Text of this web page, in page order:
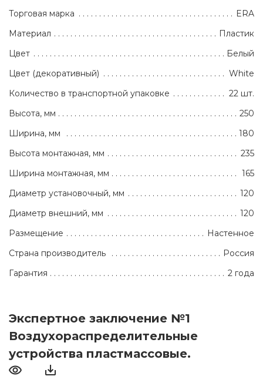
Торговая марка
ERA
Материал
Пластик
Цвет
Белый
Цвет (декоративный)
White
Количество в транспортной упаковке
22 шт.
Высота, мм
250
Ширина, мм
180
Высота монтажная, мм
235
Ширина монтажная, мм
165
Диаметр установочный, мм
120
Диаметр внешний, мм
120
Размещение
Настенное
Страна производитель
Россия
Гарантия
2 года
Экспертное заключение №1
Воздухораспределительные
устройства пластмассовые.